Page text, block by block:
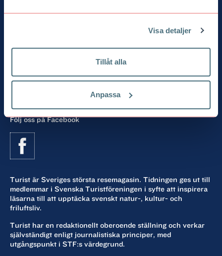
Visa detaljer
Tillåt alla
Anpassa
Chefredaktör och ansvarig utgivare:
”Världsbäst på Sverige”
Svenska Turistföreningens tidning
Följ oss på Facebook
Turist är Sveriges största resemagasin. Tidningen ges ut till
medlemmar i Svenska Turistföreningen i syfte att inspirera
läsarna till att upptäcka svenskt natur-, kultur- och
friluftsliv.
Turist har en redaktionellt oberoende ställning och verkar
självständigt enligt journalistiska principer, med
utgångspunkt i STF:s värdegrund.